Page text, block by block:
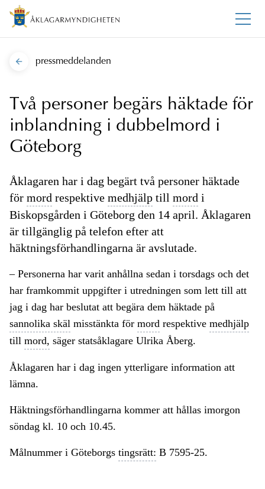
pressmeddelanden
Två personer begärs häktade för
inblandning i dubbelmord i
Göteborg
Åklagaren har i dag begärt två personer häktade
för mord respektive medhjälp till mord i
Biskopsgården i Göteborg den 14 april. Åklagaren
är tillgänglig på telefon efter att
häktningsförhandlingarna är avslutade.
– Personerna har varit anhållna sedan i torsdags och det
har framkommit uppgifter i utredningen som lett till att
jag i dag har beslutat att begära dem häktade på
sannolika skäl misstänkta för mord respektive medhjälp
till mord, säger statsåklagare Ulrika Åberg.
Åklagaren har i dag ingen ytterligare information att
lämna.
Häktningsförhandlingarna kommer att hållas imorgon
söndag kl. 10 och 10.45.
Målnummer i Göteborgs tingsrätt: B 7595-25.